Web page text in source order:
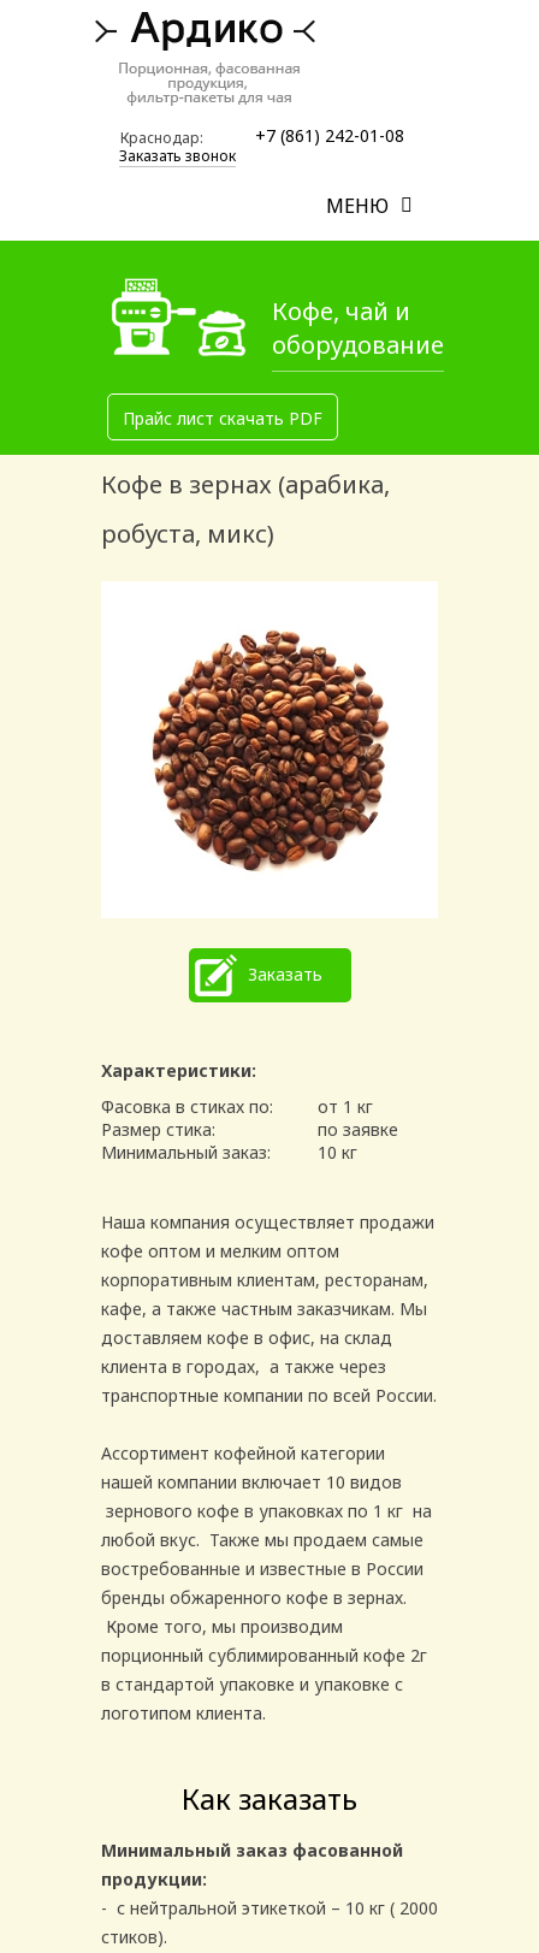
Краснодар: +7 (861) 242-01-08
Заказать звонок
МЕНЮ
Прайс лист скачать PDF
Кофе, чай и
оборудование
Кофе в зернах (арабика,
робуста, микс)
Заказать
Характеристики:
Фасовка в стиках по:
от 1 кг
Размер стика:
по заявке
Минимальный заказ:
10 кг
Наша компания осуществляет продажи
кофе оптом и мелким оптом
корпоративным клиентам, ресторанам,
кафе, а также частным заказчикам. Мы
доставляем кофе в офис, на склад
клиента в городах, а также через
транспортные компании по всей России.
Ассортимент кофейной категории
нашей компании включает 10 видов
зернового кофе в упаковках по 1 кг на
любой вкус. Также мы продаем самые
востребованные и известные в России
бренды обжаренного кофе в зернах.
Кроме того, мы производим
порционный сублимированный кофе 2г
в стандартой упаковке и упаковке с
логотипом клиента.
Как заказать
Минимальный заказ фасованной
продукции:
- с нейтральной этикеткой – 10 кг ( 2000
стиков).